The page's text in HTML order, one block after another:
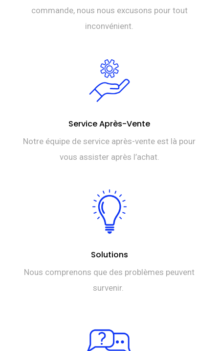
commande, nous nous excusons pour tout
inconvénient.
Service Après-Vente
Notre équipe de service après-vente est là pour
vous assister après l’achat.
Solutions
Nous comprenons que des problèmes peuvent
survenir.